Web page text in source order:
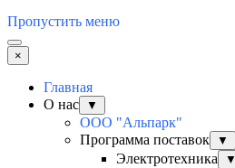
Пропустить меню
×
Главная
О нас
▼
ООО "Альпарк"
Программа поставок
▼
Электротехника ▼